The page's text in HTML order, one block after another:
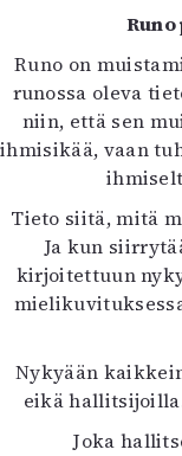
Runo
Runo on
runossa oleva
niin, että sen
ihmisikää, vaan
Tieto siitä, mitä
Ja kun
kirjoitettuun
Nykyään
eikä
Joka